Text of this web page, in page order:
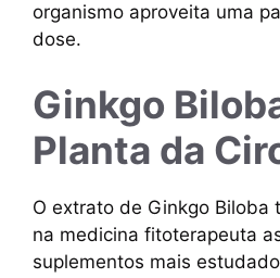
organismo aproveita uma
dose.
Ginkgo
Planta da
O extrato de Ginkgo Biloba
na medicina fitoterapeuta
suplementos mais